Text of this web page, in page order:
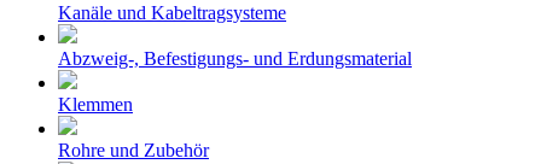
Kanäle und Kabeltragsysteme
Abzweig-, Befestigungs- und Erdungsmaterial
Klemmen
Rohre und Zubehör